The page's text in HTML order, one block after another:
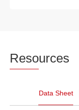
Resources
Data Sheet